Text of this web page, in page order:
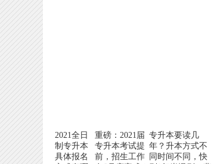
2021全日
制专升本
具体报名
重磅：2021届
专升本考试提
前，招生工作
专升本要读几
年？升本方式不
同时间不同，快